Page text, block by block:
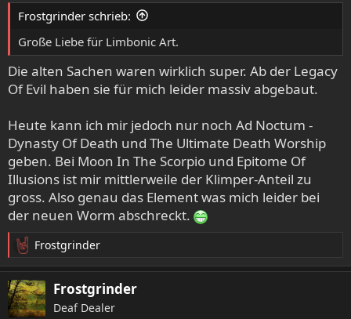
e
nFrostgrinder schrieb:
Große Liebe für Limbonic Art.
Die alten Sachen waren wirklich super. Ab der Legacy
Of Evil haben sie für mich leider massiv abgebaut.
Heute kann ich mir jedoch nur noch Ad Noctum -
Dynasty Of Death und The Ultimate Death Worship
geben. Bei Moon In The Scorpio und Epitome Of
Illusions ist mir mittlerweile der Klimper-Anteil zu
gross. Also genau das Element was mich leider bei
der neuen Worm abschreckt.
R
e
a
k
t
Frostgrinder
Frostgrinder
Deaf Dealer